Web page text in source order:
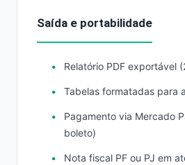
Saída e portabilidade
Relatório PDF exportável
Tabelas formatadas para
Pagamento via Mercado
boleto)
Nota fiscal PF ou PJ em